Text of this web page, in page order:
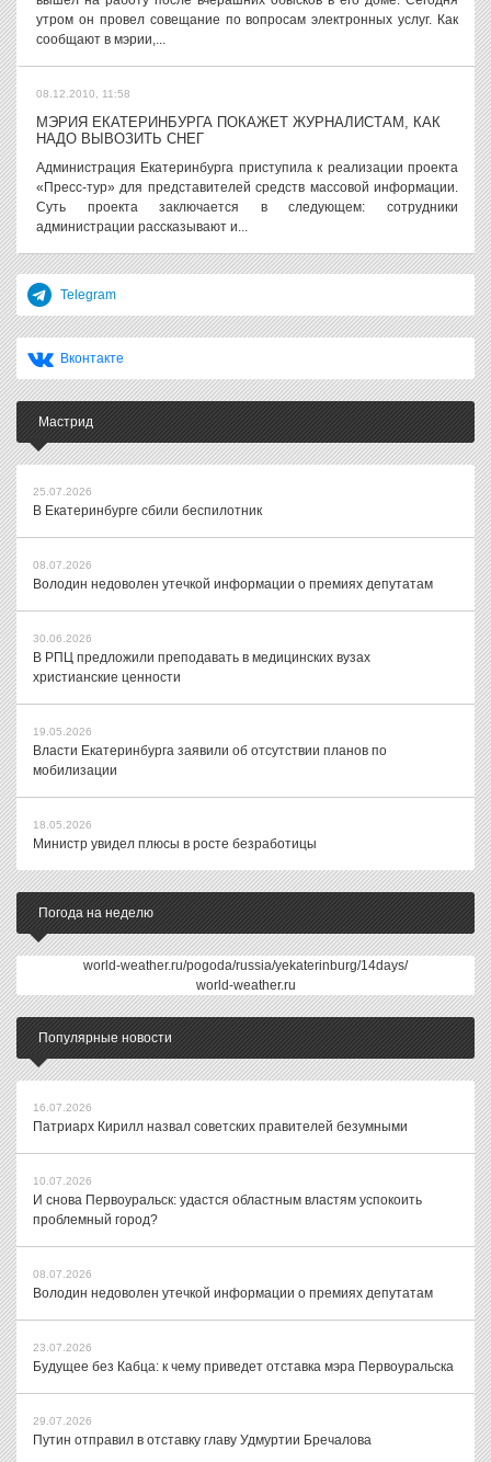
утром он провел совещание по вопросам электронных услуг. Как
сообщают в мэрии,...
08.12.2010, 11:58
МЭРИЯ ЕКАТЕРИНБУРГА ПОКАЖЕТ ЖУРНАЛИСТАМ, КАК
НАДО ВЫВОЗИТЬ СНЕГ
Администрация Екатеринбурга приступила к реализации проекта
«Пресс-тур» для представителей средств массовой информации.
Суть проекта заключается в следующем: сотрудники
администрации рассказывают и...
Telegram
Вконтакте
Мастрид
25.07.2026
В Екатеринбурге сбили беспилотник
08.07.2026
Володин недоволен утечкой информации о премиях депутатам
30.06.2026
В РПЦ предложили преподавать в медицинских вузах
христианские ценности
19.05.2026
Власти Екатеринбурга заявили об отсутствии планов по
мобилизации
18.05.2026
Министр увидел плюсы в росте безработицы
Погода на неделю
world-weather.ru/pogoda/russia/yekaterinburg/14days/
world-weather.ru
Популярные новости
16.07.2026
Патриарх Кирилл назвал советских правителей безумными
10.07.2026
И снова Первоуральск: удастся областным властям успокоить
проблемный город?
08.07.2026
Володин недоволен утечкой информации о премиях депутатам
23.07.2026
Будущее без Кабца: к чему приведет отставка мэра Первоуральска
29.07.2026
Путин отправил в отставку главу Удмуртии Бречалова